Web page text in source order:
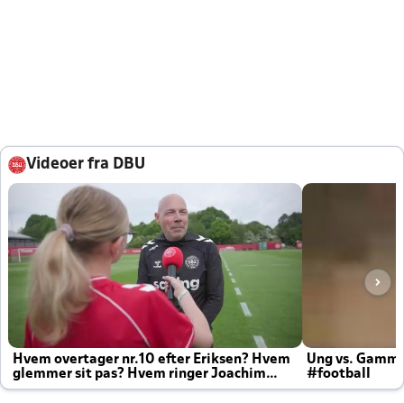
Videoer fra DBU
Hvem overtager nr.10 efter Eriksen? Hvem
glemmer sit pas? Hvem ringer Joachim
altid til efter kampe?
Ung vs.
#football